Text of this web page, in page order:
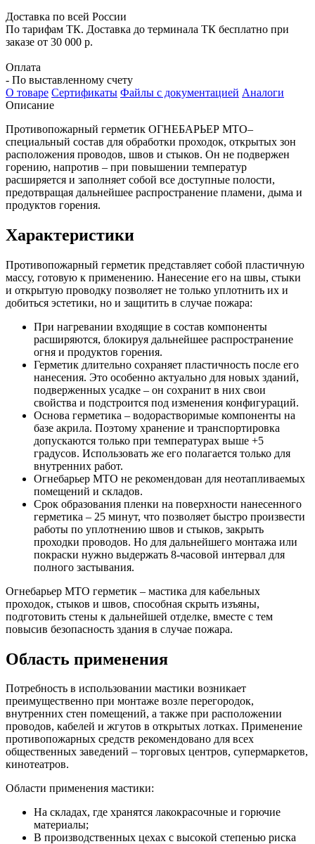
Доставка по всей России
По тарифам ТК. Доставка до терминала ТК бесплатно при
заказе от 30 000 р.
Оплата
- По выставленному счету
О товаре Сертификаты Файлы с документацией Аналоги
Описание
Противопожарный герметик ОГНЕБАРЬЕР МТО–
специальный состав для обработки проходок, открытых зон
расположения проводов, швов и стыков. Он не подвержен
горению, напротив – при повышении температур
расширяется и заполняет собой все доступные полости,
предотвращая дальнейшее распространение пламени, дыма и
продуктов горения.
Характеристики
Противопожарный герметик представляет собой пластичную
массу, готовую к применению. Нанесение его на швы, стыки
и открытую проводку позволяет не только уплотнить их и
добиться эстетики, но и защитить в случае пожара:
При нагревании входящие в состав компоненты
расширяются, блокируя дальнейшее распространение
огня и продуктов горения.
Герметик длительно сохраняет пластичность после его
нанесения. Это особенно актуально для новых зданий,
подверженных усадке – он сохранит в них свои
свойства и подстроится под изменения конфигураций.
Основа герметика – водорастворимые компоненты на
базе акрила. Поэтому хранение и транспортировка
допускаются только при температурах выше +5
градусов. Использовать же его полагается только для
внутренних работ.
Огнебарьер МТО не рекомендован для неотапливаемых
помещений и складов.
Срок образования пленки на поверхности нанесенного
герметика – 25 минут, что позволяет быстро произвести
работы по уплотнению швов и стыков, закрыть
проходки проводов. Но для дальнейшего монтажа или
покраски нужно выдержать 8-часовой интервал для
полного застывания.
Огнебарьер МТО герметик – мастика для кабельных
проходок, стыков и швов, способная скрыть изъяны,
подготовить стены к дальнейшей отделке, вместе с тем
повысив безопасность здания в случае пожара.
Область применения
Потребность в использовании мастики возникает
преимущественно при монтаже возле перегородок,
внутренних стен помещений, а также при расположении
проводов, кабелей и жгутов в открытых лотках. Применение
противопожарных средств рекомендовано для всех
общественных заведений – торговых центров, супермаркетов,
кинотеатров.
Области применения мастики:
На складах, где хранятся лакокрасочные и горючие
материалы;
В производственных цехах с высокой степенью риска